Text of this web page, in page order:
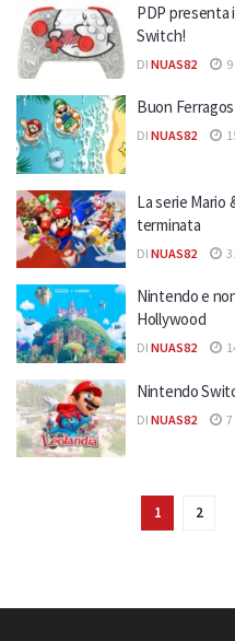
PDP presenta
Switch!
DI NUAS82
Buon
DI NUAS82
La serie Mario
terminata
DI NUAS82
Nintendo e
Hollywood
DI NUAS82
Nintendo
DI NUAS82 7
1 2